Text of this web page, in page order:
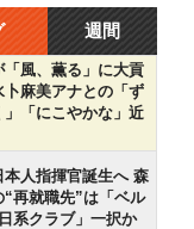
週間
「風、薫る」に大貢
麻美アナとの「ず
」「にこやかな」近
本人指揮官誕生へ 森
“再就職先”は「ベル
系クラブ」一択か